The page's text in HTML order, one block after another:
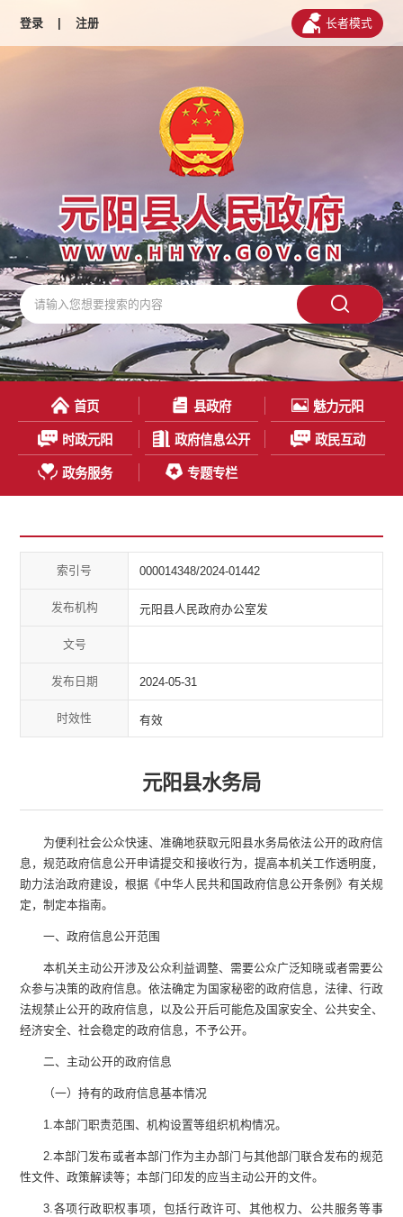
登录 | 注册 长者模式
首页 县政府 魅力元阳
时政元阳 政府信息公开 政民互动
政务服务 专题专栏
索引号 000014348/2024-01442
发布机构 元阳县人民政府办公室发
文号
发布日期 2024-05-31
时效性 有效
元阳县水务局
为便利社会公众快速、准确地获取元阳县水务局依法公开的政府信
息，规范政府信息公开申请提交和接收行为，提高本机关工作透明度，
助力法治政府建设，根据《中华人民共和国政府信息公开条例》有关规
定，制定本指南。
一、政府信息公开范围
本机关主动公开涉及公众利益调整、需要公众广泛知晓或者需要公
众参与决策的政府信息。依法确定为国家秘密的政府信息，法律、行政
法规禁止公开的政府信息，以及公开后可能危及国家安全、公共安全、
经济安全、社会稳定的政府信息，不予公开。
二、主动公开的政府信息
（一）持有的政府信息基本情况
1.本部门职责范围、机构设置等组织机构情况。
2.本部门发布或者本部门作为主办部门与其他部门联合发布的规范
性文件、政策解读等；本部门印发的应当主动公开的文件。
3.各项行政职权事项，包括行政许可、其他权力、公共服务等事